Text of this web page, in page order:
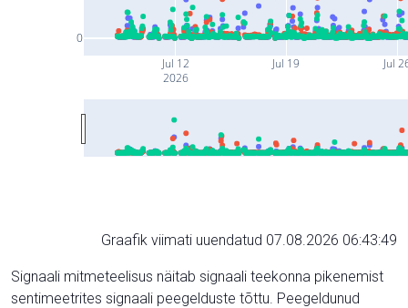
Jul 12
2026
Jul 19 Jul
0
Graafik viimati uuendatud 07.08.2026 06:43:49
Signaali mitmeteelisus näitab signaali teekonna pikenemist
sentimeetrites signaali peegelduste tõttu. Peegeldunud